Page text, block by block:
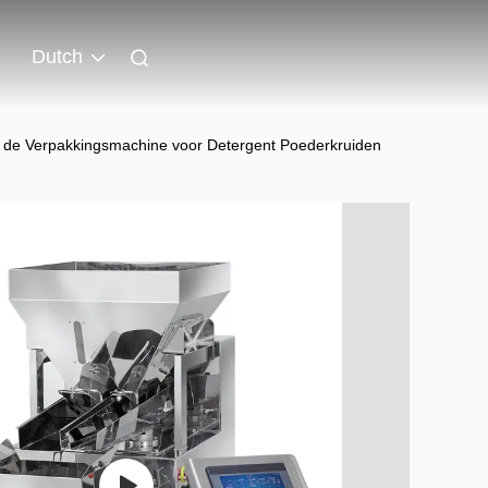
Dutch
Verpakkingsmachine voor Detergent Poederkruiden